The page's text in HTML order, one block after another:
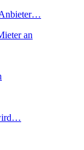
an